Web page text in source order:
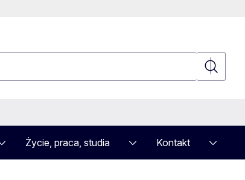
Życie, praca, studia Kontakt